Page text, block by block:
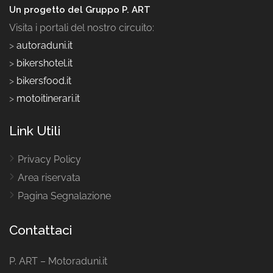
Un progetto del Gruppo P. ART
Visita i portali del nostro circuito:
> autoraduni.it
> bikershotel.it
> bikersfood.it
> motoitinerari.it
Link Utili
Privacy Policy
Area riservata
Pagina Segnalazione
Contattaci
P. ART – Motoraduni.it